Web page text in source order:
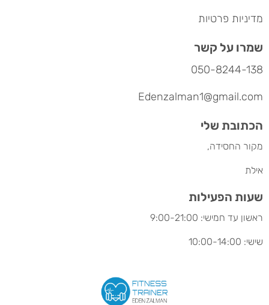
הכתובת שלי
שמרו על קשר
שעות הפעילות
מדיניות פרטיות
מקור החסידה,
אילת
050-8244-138
Edenzalman1@gmail.com
ראשון עד חמישי: 9:00-21:00
שישי: 10:00-14:00